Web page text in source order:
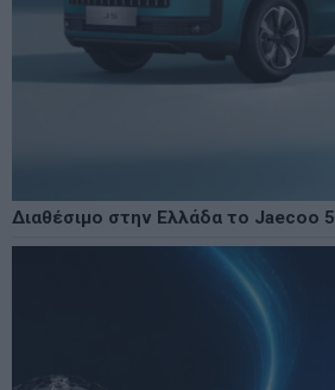
Διαθέσιμο στην Ελλάδα το Jaecoo 5